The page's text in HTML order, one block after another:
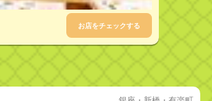
お店をチェックする